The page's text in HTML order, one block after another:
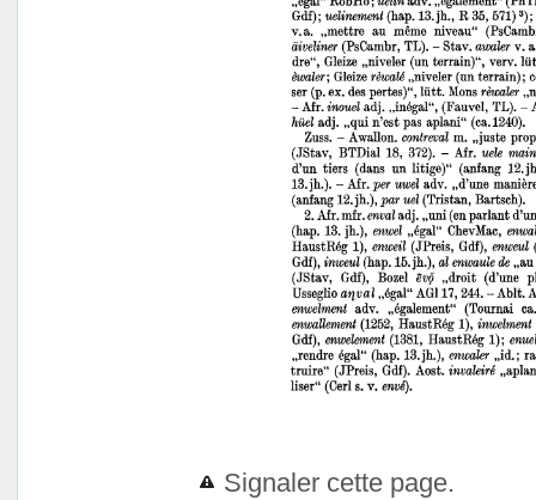
Signaler cette page.